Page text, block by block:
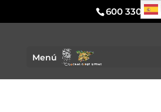
600 330 295
Menú